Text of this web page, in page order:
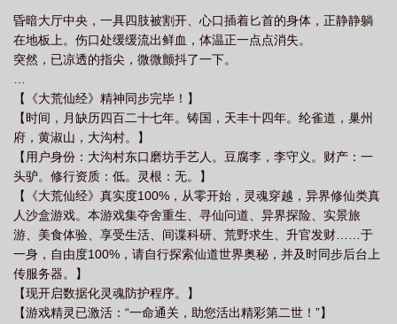
人，您是我永远的神，从今天起，忠！诚！”魔王B：“在这个狗屎一
样的世界，有大人在，真是太棒了。”邪神C：“烛子哥的恩情还不
完，永远还不完！”
昏暗大厅中央，一具四肢被割开、心口插着匕首的身体，正静静躺
在地板上。伤口处缓缓流出鲜血，体温正一点点消失。
突然，已凉透的指尖，微微颤抖了一下。
【《大荒仙经》精神同步完毕！】
【时间，月缺历四百二十七年。铸国，天丰十四年。纶雀道，巢州
府，黄淑山，大沟村。】
【用户身份：大沟村东口磨坊手艺人。豆腐李，李守义。财产：一
头驴。修行资质：低。灵根：无。】
【《大荒仙经》真实度100%，从零开始，灵魂穿越，异界修仙类真
人沙盒游戏。本游戏集夺舍重生、寻仙问道、异界探险、实景旅
游、美食体验、享受生活、间谍科研、荒野求生、升官发财……于
一身，自由度100%，请自行探索仙道世界奥秘，并及时同步后台上
传服务器。】
【现开启数据化灵魂防护程序。】
【游戏精灵已激活：“一命通关，助您活出精彩第二世！”】